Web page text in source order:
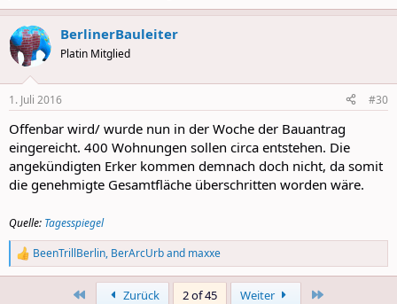
BerlinerBauleiter
Platin Mitglied
1. Juli 2016 #30
Offenbar wird/ wurde nun in der Woche der Bauantrag
eingereicht. 400 Wohnungen sollen circa entstehen. Die
angekündigten Erker kommen demnach doch nicht, da somit
die genehmigte Gesamtfläche überschritten worden wäre.
Quelle: Tagesspiegel
R
e
BeenTrillBerlin, BerArcUrband maxxe
Zurück 2 of 45 Weiter